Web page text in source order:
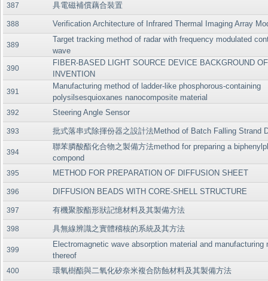
387 具電磁補償藕合裝置
388 Verification Architecture of Infrared Thermal Imaging Array
389
Target tracking method of radar with frequency modulated
wave
390
FIBER-BASED LIGHT SOURCE DEVICE BACKGROUND
INVENTION
391
Manufacturing method of ladder-like phosphorous-containing
polysilsesquioxanes nanocomposite material
392 Steering Angle Sensor
393 批式落串式除揮份器之設計法Method of Batch Falling Strand
394
聯苯膦酸酯化合物之製備方法method for preparing a
compond
395 METHOD FOR PREPARATION OF DIFFUSION SHEET
396 DIFFUSION BEADS WITH CORE-SHELL STRUCTURE
397 有機聚胺酯形狀記憶材料及其製備方法
398 具無線辨識之實體稽核的系統及其方法
399
Electromagnetic wave absorption material and manufacturing
thereof
400 環氧樹酯與二氧化矽奈米複合防蝕材料及其製備方法